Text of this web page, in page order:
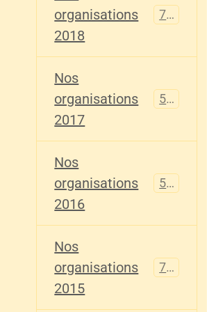
organisations
2018
741
Nos
organisations
2017
555
Nos
organisations
2016
520
Nos
organisations
2015
776